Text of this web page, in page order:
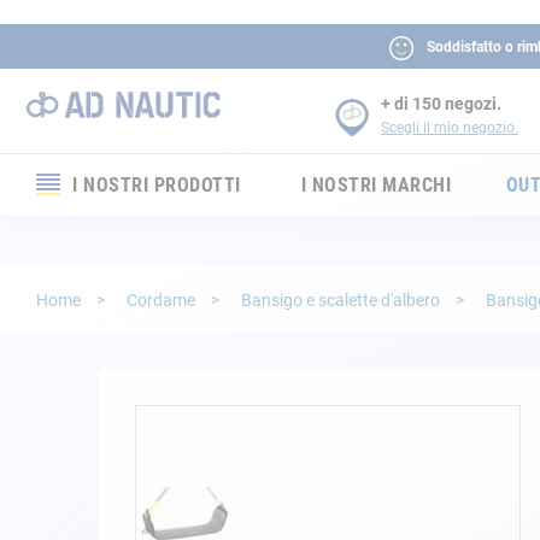
Soddisfatto o
+ di 150 negozi.
Scegli il mio negozio.
I NOSTRI PRODOTTI
Elettricità
I NOSTRI MARCHI
Home Cordame Bansigo e scalette d'albero
della
galleria